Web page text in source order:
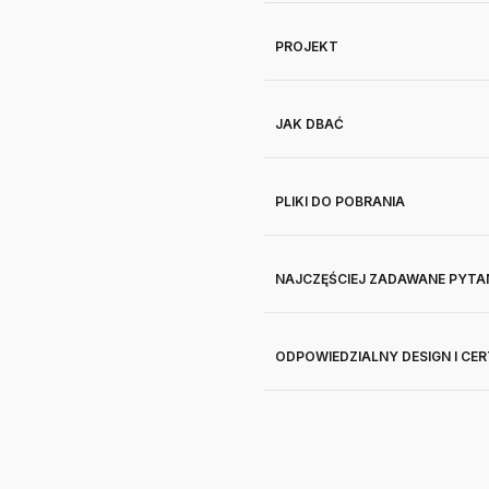
PROJEKT
JAK DBAĆ
PLIKI DO POBRANIA
NAJCZĘŚCIEJ ZADAWANE
ODPOWIEDZIALNY DESIGN I